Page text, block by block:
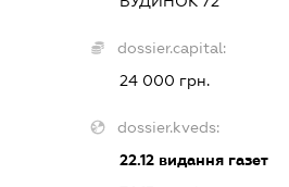
dossier.capital:
24 000 грн.
dossier.kveds:
22.12видання газет